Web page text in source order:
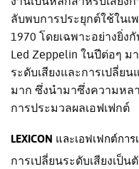
ลับพบการประยุกต์ใช้ในเ
1970 โดยเฉพาะอย่างยิ่ง
Led Zeppelin ในปีต่อๆ
ระดับเสียงและการเปลี่ยน
มาก ซึ่งนำมาซึ่งความหล
การประมวลผลเอฟเฟกต์
LEXICON และเอฟเฟกต์กา
การเปลี่ยนระดับเสียงเป็น